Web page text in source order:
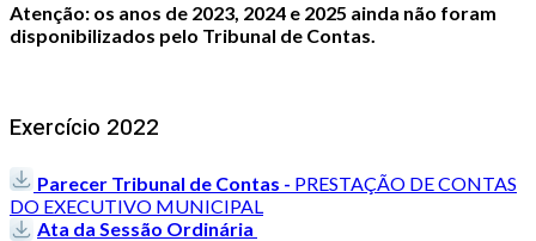
Atenção: os anos de 2023, 2024 e 2025 ainda não foram
disponibilizados pelo Tribunal de Contas.
Exercício 2022
Parecer Tribunal de Contas - PRESTAÇÃO DE CONTAS
DO EXECUTIVO MUNICIPAL
Ata da Sessão Ordinária